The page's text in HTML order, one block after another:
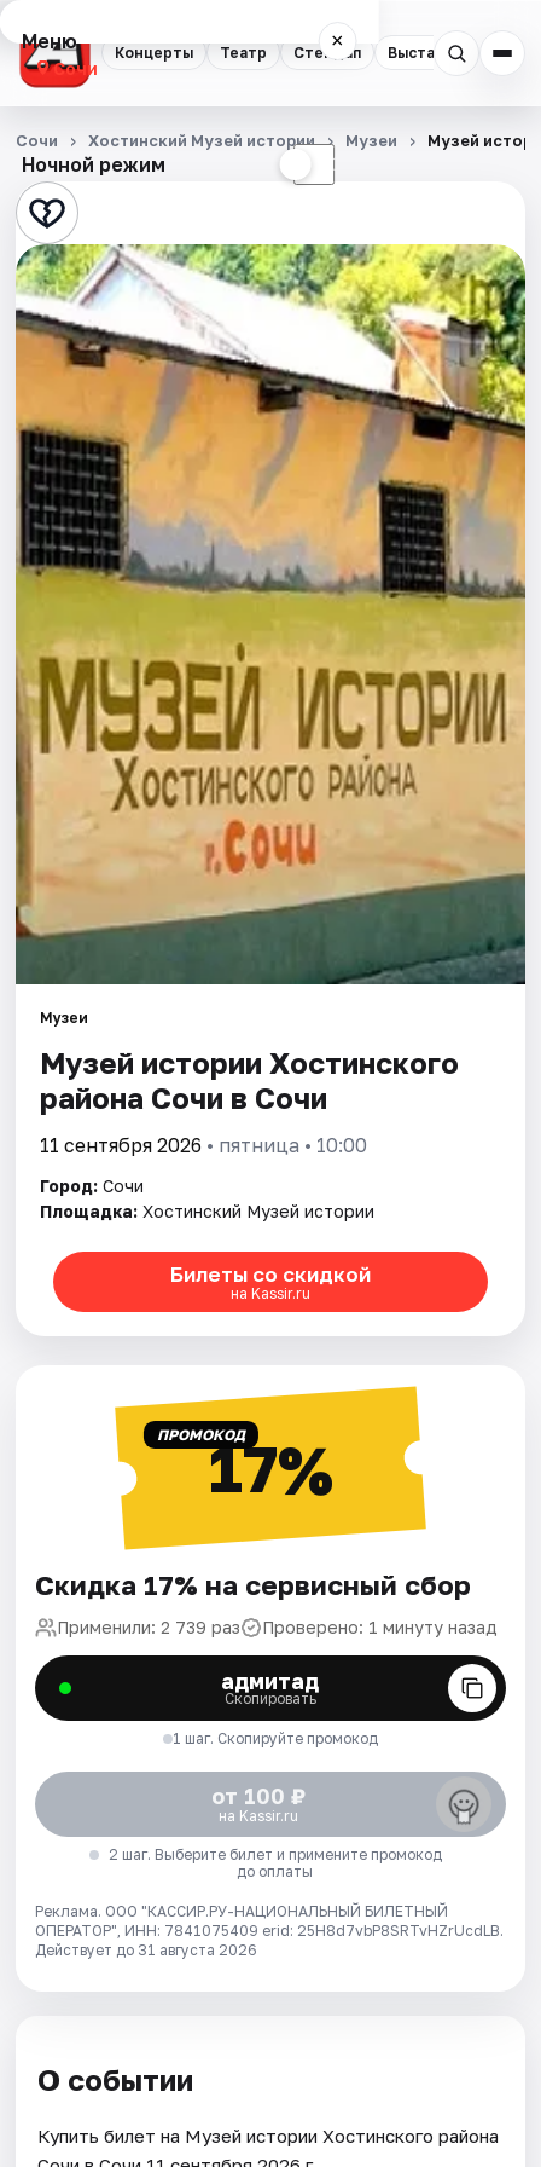
Концерты Театр Стендап Выставки
Меню ×
Сочи
Концерты
Театр
Стендап
Выставки
Квесты
Спорт
События
Площадки
Артисты
Рейтинги
Ночной режим ☾
Сочи Хостинский Музей истории Музеи Музей
Музеи
Музей истории Хостинского
района Сочи в Сочи
11 сентября 2026 • пятница • 10:00
Город: Сочи
Площадка: Хостинский Музей истории
Билеты со скидкой
на Kassir.ru
ПРОМОКОД17%
Скидка 17% на сервисный сбор
Применили: 2 739 раз Проверено: 1 минуту назад
адмитад
Скопировать
1 шаг. Скопируйте промокод
от 100 ₽
на Kassir.ru
2 шаг. Выберите билет и примените промокод
до оплаты
Реклама. ООО "КАССИР.РУ-НАЦИОНАЛЬНЫЙ БИЛЕТНЫЙ
ОПЕРАТОР", ИНН: 7841075409 erid: 25H8d7vbP8SRTvHZrUcdLB.
Действует до 31 августа 2026
О событии
Купить билет на Музей истории Хостинского района